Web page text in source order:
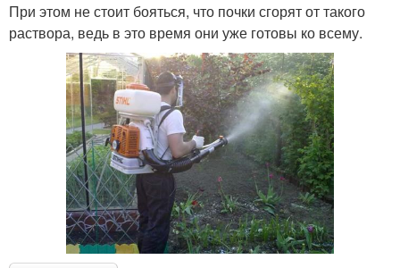
При этом не стоит бояться, что почки сгорят от такого
раствора, ведь в это время они уже готовы ко всему.